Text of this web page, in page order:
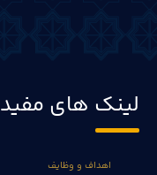
لینک های مفید
اهداف و وظایف